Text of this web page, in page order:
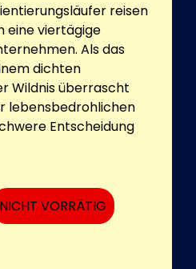
reisen
eine viertägige
Als das
dichten
Wildnis überrascht
lebensbedrohlichen
Entscheidung
NICHT VORRÄTIG